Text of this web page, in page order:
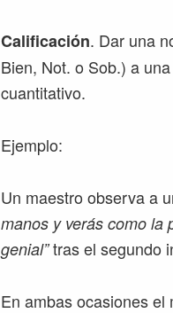
Calificación. Dar una
Bien, Not. o Sob.) a
cuantitativo.
Ejemplo:
Un maestro observa a
manos y verás como la
genial”tras el segundo
En ambas ocasiones